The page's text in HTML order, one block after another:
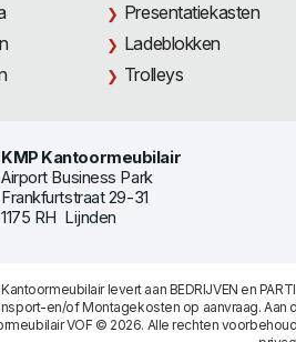
Presentatiekasten
Ladeblokken
Trolleys
KMP Kantoormeubilair
Airport Business Park
Frankfurtstraat 29-31
1175 RH Lijnden
levert aan BEDRIJVEN en
en/of Montagekosten op aanvraag.
VOF © 2026. Alle rechten